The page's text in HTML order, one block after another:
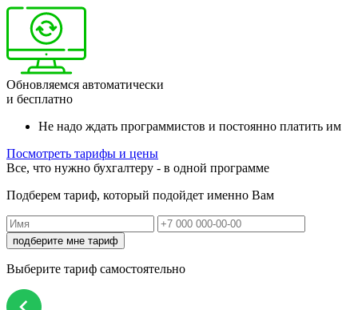
Обновляемся автоматически
и бесплатно
Не надо ждать программистов и постоянно платить им
Посмотреть тарифы и цены
Все, что нужно бухгалтеру - в одной программе
Подберем тариф, который подойдет именно Вам
подберите мне тариф
Выберите тариф самостоятельно